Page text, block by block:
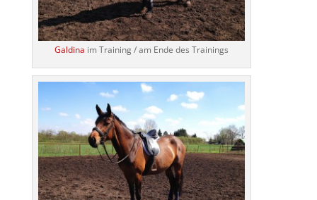
Galdina im Training / am Ende des Trainings